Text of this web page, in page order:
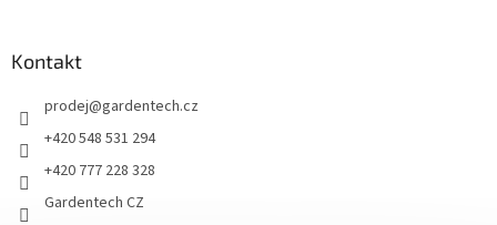
Kontakt
prodej@gardentech.cz
+420 548 531 294
+420 777 228 328
Gardentech CZ